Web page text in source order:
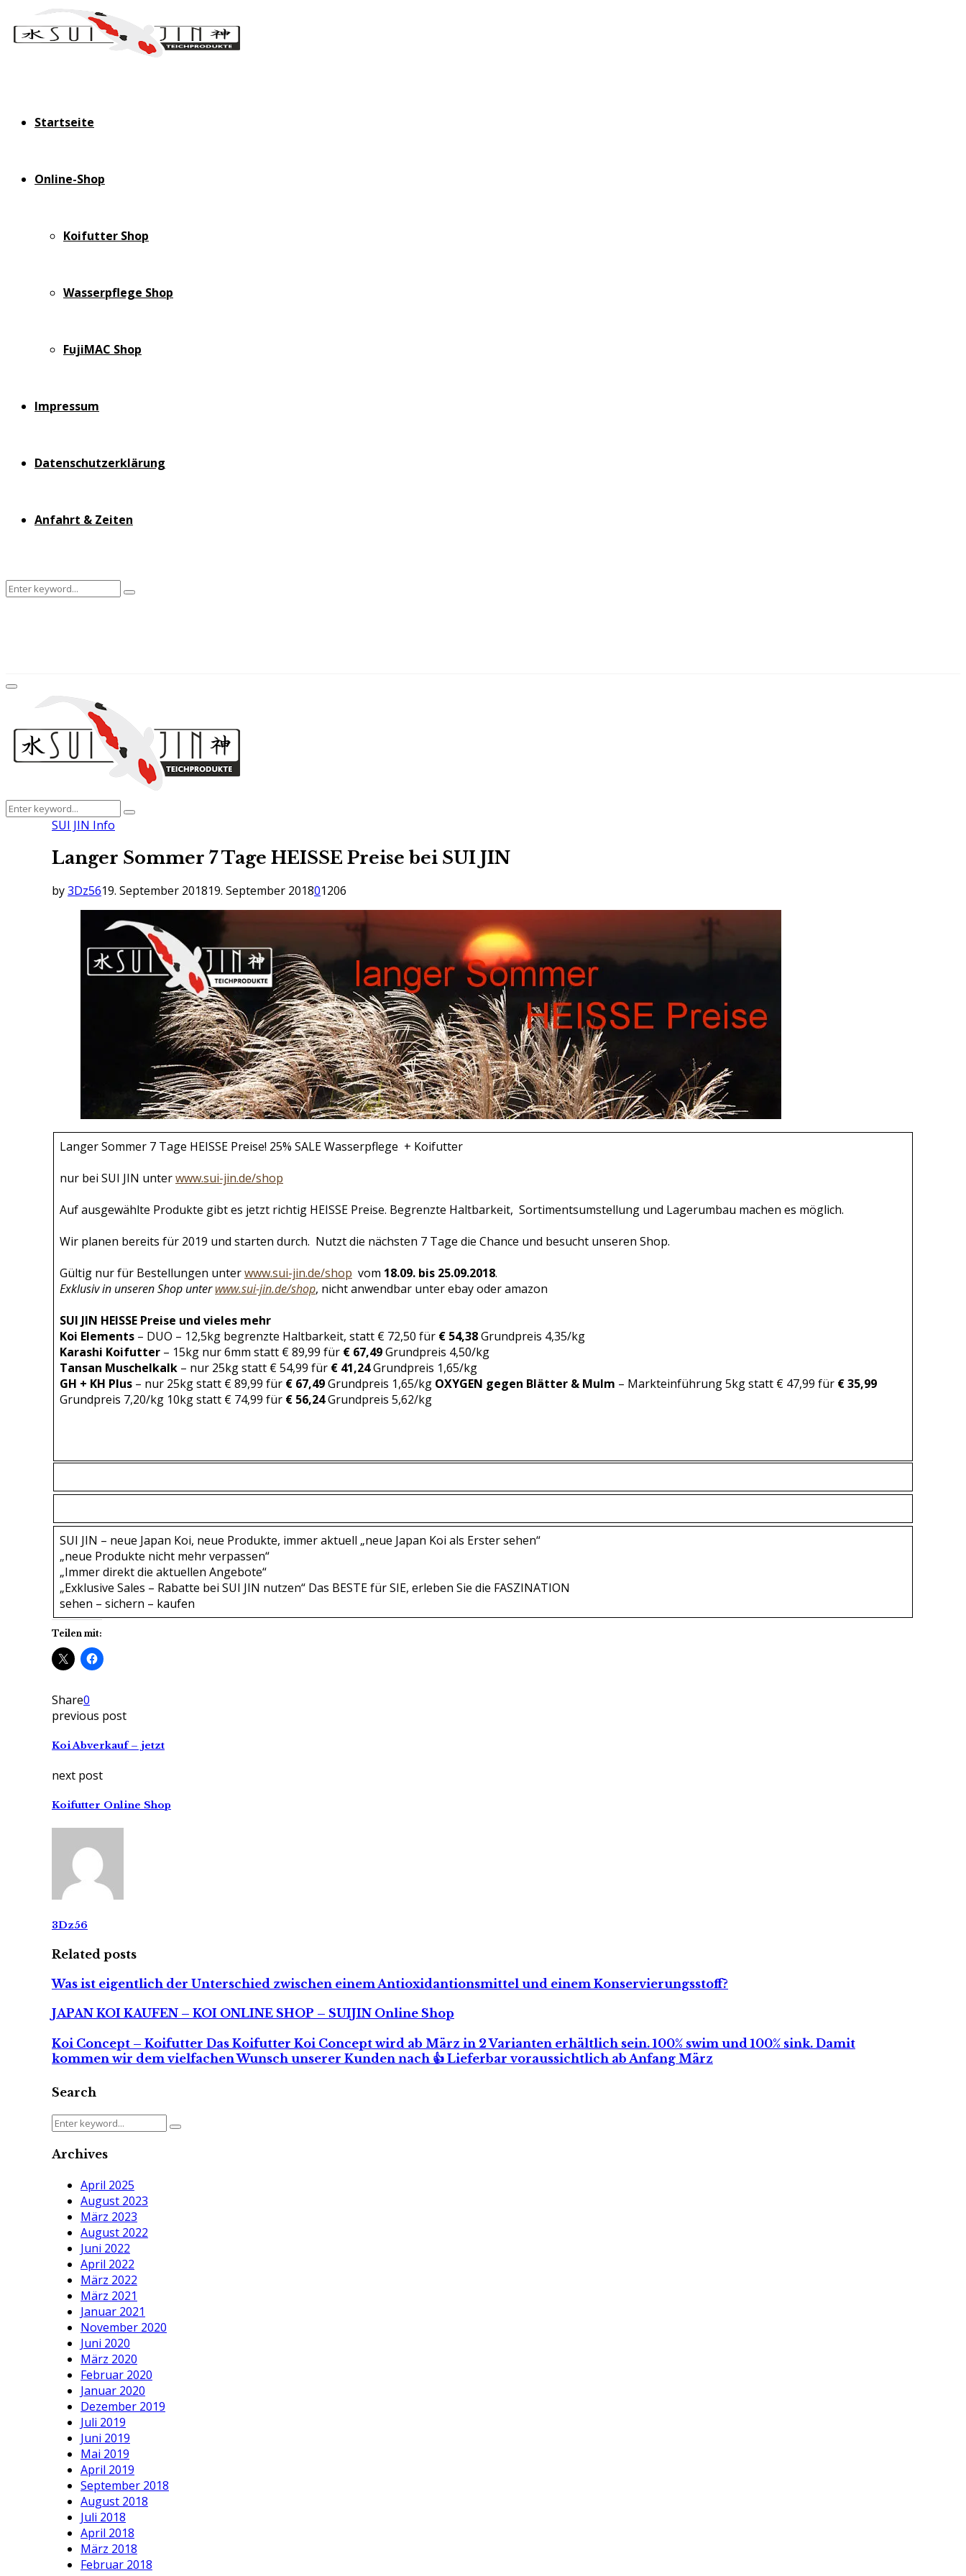
Startseite
Online-Shop
Koifutter Shop
Wasserpflege Shop
FujiMAC Shop
Impressum
Datenschutzerklärung
Anfahrt & Zeiten
Search
Search
Primary
Menu
Search
Search
SUI JIN Info
Langer Sommer 7 Tage HEISSE Preise bei SUI JIN
by3Dz5619. September 201819. September 201801206
Langer Sommer 7 Tage HEISSE Preise! 25% SALE Wasserpflege + Koifutter
nur bei SUI JIN unterwww.sui-jin.de/shop
Auf ausgewählte Produkte gibt es jetzt richtig HEISSE Preise. Begrenzte Haltbarkeit, Sortimentsumstellung und Lagerumbau machen es möglich.
Wir planen bereits für 2019 und starten durch. Nutzt die nächsten 7 Tage die Chance und besucht unseren Shop.
Gültig nur für Bestellungen unterwww.sui-jin.de/shop vom 18.09. bis 25.09.2018.
Exklusivin unseren Shop unterwww.sui-jin.de/shop, nicht anwendbar unter ebay oder amazon
SUI JIN HEISSE Preise und vieles mehr
Koi Elements – DUO – 12,5kg begrenzte Haltbarkeit, statt € 72,50 für € 54,38Grundpreis 4,35/kg
Karashi Koifutter – 15kg nur 6mm statt € 89,99 für € 67,49Grundpreis 4,50/kg
Tansan Muschelkalk – nur 25kg statt € 54,99 für € 41,24Grundpreis 1,65/kg
GH + KH Plus – nur 25kg statt € 89,99 für € 67,49Grundpreis 1,65/kg OXYGEN gegen Blätter & Mulm – Markteinführung 5kg statt € 47,99 für € 35,99
Grundpreis 7,20/kg 10kg statt € 74,99 für € 56,24Grundpreis 5,62/kg
SUI JIN – neue Japan Koi, neue Produkte, immer aktuell „neue Japan Koi als Erster sehen“
„neue Produkte nicht mehr verpassen“
„Immer direkt die aktuellen Angebote“
„Exklusive Sales – Rabatte bei SUI JIN nutzen“ Das BESTE für SIE, erleben Sie die FASZINATION
sehen – sichern – kaufen
Teilen mit:
Share0
previous post
Koi Abverkauf – jetzt
next post
Koifutter Online Shop
3Dz56
Related posts
Was ist eigentlich der Unterschied zwischen einemAntioxidantionsmittel und einem Konservierungsstoff?
JAPAN KOI KAUFEN – KOI ONLINE SHOP – SUIJIN Online Shop
Koi Concept – Koifutter Das Koifutter Koi Concept wird ab März in 2 Varianten erhältlich sein. 100% swim und 100% sink. Damit
kommen wir dem vielfachen Wunsch unserer Kunden nach 👍 Lieferbar voraussichtlich ab Anfang März
Search
Search
Search
Archives
April 2025
August 2023
März 2023
August 2022
Juni 2022
April 2022
März 2022
März 2021
Januar 2021
November 2020
Juni 2020
März 2020
Februar 2020
Januar 2020
Dezember 2019
Juli 2019
Juni 2019
Mai 2019
April 2019
September 2018
August 2018
Juli 2018
April 2018
März 2018
Februar 2018